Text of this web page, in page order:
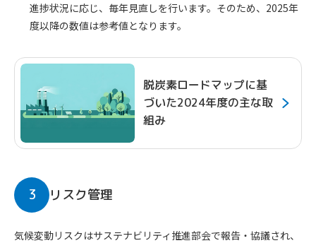
進捗状況に応じ、毎年見直しを行います。そのため、2025年
度以降の数値は参考値となります。
脱炭素ロードマップに基
づいた2024年度の主な取
組み
3 リスク管理
気候変動リスクはサステナビリティ推進部会で報告・協議され、